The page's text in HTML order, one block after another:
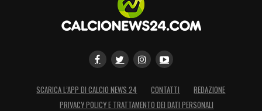
SCARICA L’APP DI CALCIO NEWS 24 CONTATTI
REDAZIONE
PRIVACY POLICY E TRATTAMENTO DEI DATI PERSONALI